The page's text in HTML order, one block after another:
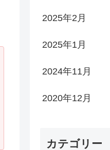
2025年2月
2025年1月
2024年11月
2020年12月
カテゴリー